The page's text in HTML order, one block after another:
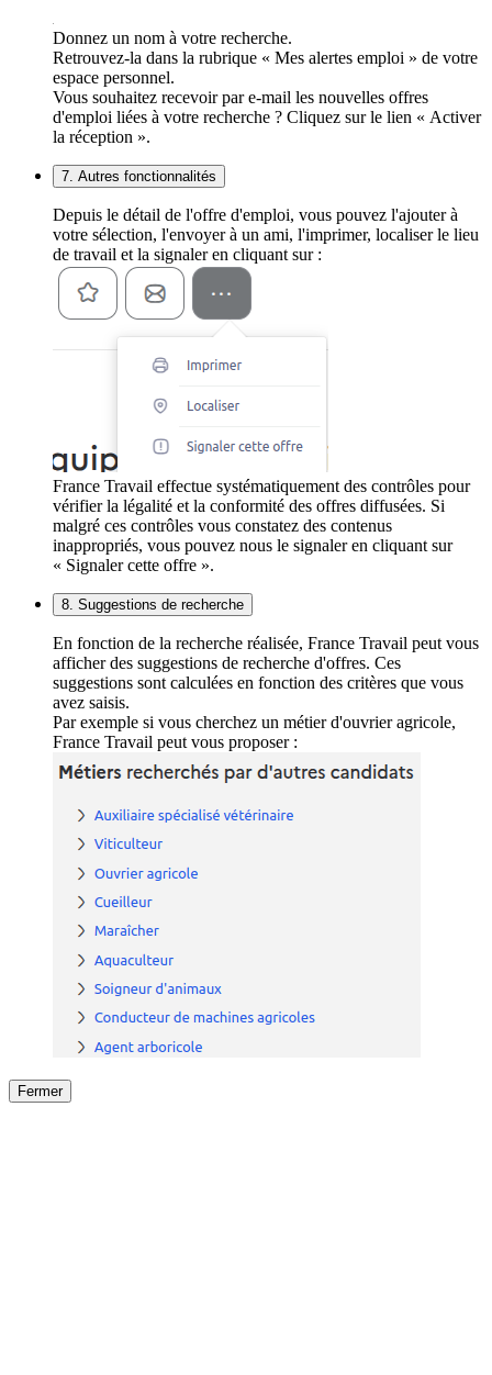
Donnez un nom à votre recherche.
Retrouvez-la dans la rubrique « Mes alertes emploi » de votre
espace personnel.
Vous souhaitez recevoir par e-mail les nouvelles offres
d'emploi liées à votre recherche ? Cliquez sur le lien « Activer
la réception ».
7. Autres fonctionnalités
Depuis le détail de l'offre d'emploi, vous pouvez l'ajouter à
votre sélection, l'envoyer à un ami, l'imprimer, localiser le lieu
de travail et la signaler en cliquant sur :
France Travail effectue systématiquement des contrôles pour
vérifier la légalité et la conformité des offres diffusées. Si
malgré ces contrôles vous constatez des contenus
inappropriés, vous pouvez nous le signaler en cliquant sur
« Signaler cette offre ».
8. Suggestions de recherche
En fonction de la recherche réalisée, France Travail peut vous
afficher des suggestions de recherche d'offres. Ces
suggestions sont calculées en fonction des critères que vous
avez saisis.
Par exemple si vous cherchez un métier d'ouvrier agricole,
France Travail peut vous proposer :
Fermer